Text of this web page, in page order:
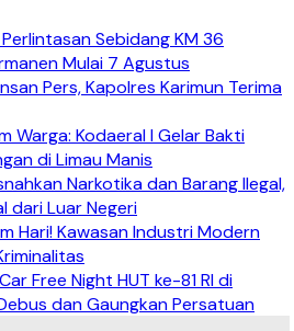
Sebidang KM 36
Mulai 7 Agustus
Pers, Kapolres Karimun Terima
Warga: Kodaeral I Gelar Bakti
di Limau Manis
Narkotika dan Barang Ilegal,
dari Luar Negeri
Hari! Kawasan Industri Modern
Free Night HUT ke-81 RI di
dan Gaungkan Persatuan